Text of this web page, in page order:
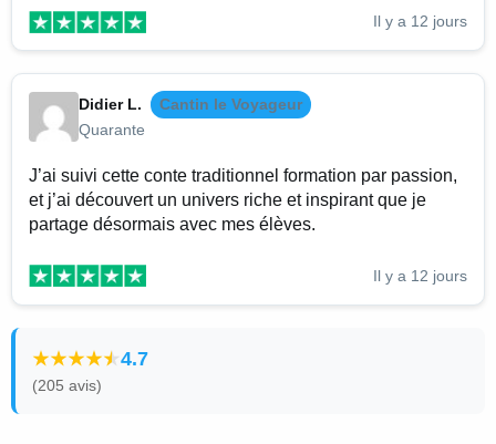
Il y a 12 jours
Didier L.
Cantin le Voyageur
Quarante
J’ai suivi cette conte traditionnel formation par passion,
et j’ai découvert un univers riche et inspirant que je
partage désormais avec mes élèves.
Il y a 12 jours
4.7
(205 avis)